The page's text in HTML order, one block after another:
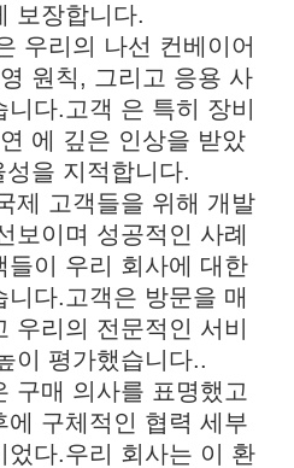
보장합니다.
우리의 나선 컨베이어
원칙, 그리고 응용 사
다.고객 은 특히 장비
에 깊은 인상을 받았
을 지적합니다.
제 고객들을 위해 개발
보이며 성공적인 사례
들이 우리 회사에 대한
다.고객은 방문을 매
우리의 전문적인 서비
이 평가했습니다..
구매 의사를 표명했고
에 구체적인 협력 세부
었다.우리 회사는 이 환